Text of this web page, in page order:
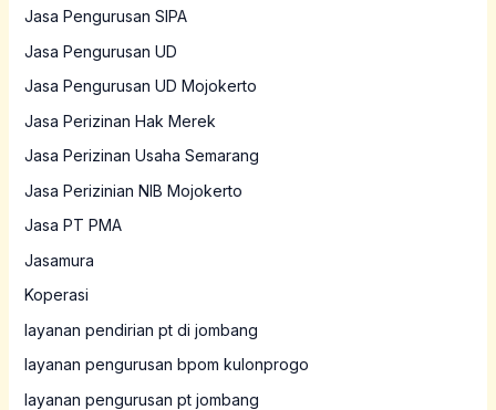
Jasa Pengurusan SIPA
Jasa Pengurusan UD
Jasa Pengurusan UD Mojokerto
Jasa Perizinan Hak Merek
Jasa Perizinan Usaha Semarang
Jasa Perizinian NIB Mojokerto
Jasa PT PMA
Jasamura
Koperasi
layanan pendirian pt di jombang
layanan pengurusan bpom kulonprogo
layanan pengurusan pt jombang